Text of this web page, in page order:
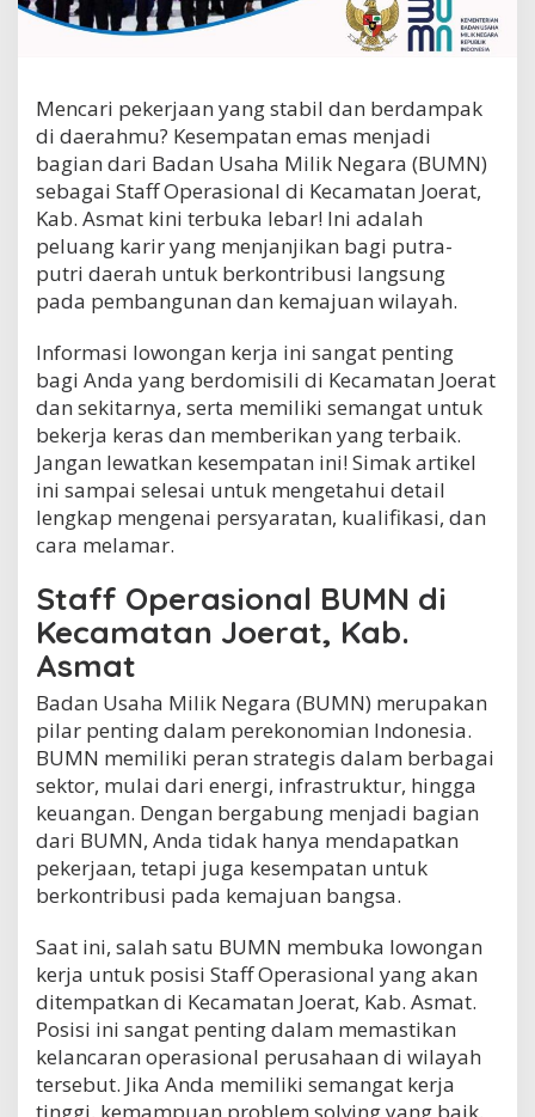
t
S
f
f
O
p
e
a
s
i
o
n
l
B
U
M
N
d
i
K
e
c
m
a
t
J
o
e
r
a
t
,
K
a
b
A
s
m
a
t
Mencari pekerjaan yang stabil dan berdampak
di daerahmu? Kesempatan emas menjadi
bagian dari Badan Usaha Milik Negara (BUMN)
sebagai Staff Operasional di Kecamatan Joerat,
Kab. Asmat kini terbuka lebar! Ini adalah
peluang karir yang menjanjikan bagi putra-
putri daerah untuk berkontribusi langsung
pada pembangunan dan kemajuan wilayah.
Informasi lowongan kerja ini sangat penting
bagi Anda yang berdomisili di Kecamatan Joerat
dan sekitarnya, serta memiliki semangat untuk
bekerja keras dan memberikan yang terbaik.
Jangan lewatkan kesempatan ini! Simak artikel
ini sampai selesai untuk mengetahui detail
lengkap mengenai persyaratan, kualifikasi, dan
cara melamar.
Staff Operasional BUMN di
Kecamatan Joerat, Kab.
Asmat
Badan Usaha Milik Negara (BUMN) merupakan
pilar penting dalam perekonomian Indonesia.
BUMN memiliki peran strategis dalam berbagai
sektor, mulai dari energi, infrastruktur, hingga
keuangan. Dengan bergabung menjadi bagian
dari BUMN, Anda tidak hanya mendapatkan
pekerjaan, tetapi juga kesempatan untuk
berkontribusi pada kemajuan bangsa.
Saat ini, salah satu BUMN membuka lowongan
kerja untuk posisi Staff Operasional yang akan
ditempatkan di Kecamatan Joerat, Kab. Asmat.
Posisi ini sangat penting dalam memastikan
kelancaran operasional perusahaan di wilayah
tersebut. Jika Anda memiliki semangat kerja